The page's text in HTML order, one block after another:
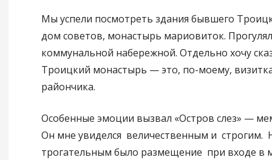
Мы успели посмотреть здания бывшего
дом советов, монастырь мариовиток.
коммунальной набережной. Отдельно хочу
Троицкий монастырь — это, по-моему, визитка
райончика.
Особенные эмоции вызвал «Остров слез» —
Он мне увиделся величественным и строгим.
трогательным было размещение при входе в